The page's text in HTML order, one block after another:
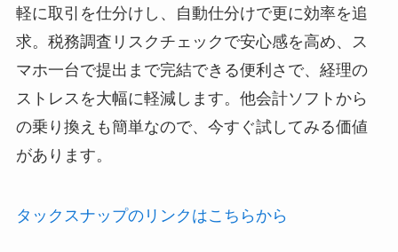
軽に取引を仕分けし、自動仕分けで更に効率を追
求。税務調査リスクチェックで安心感を高め、ス
マホ一台で提出まで完結できる便利さで、経理の
ストレスを大幅に軽減します。他会計ソフトから
の乗り換えも簡単なので、今すぐ試してみる価値
があります。
タックスナップのリンクはこちらから